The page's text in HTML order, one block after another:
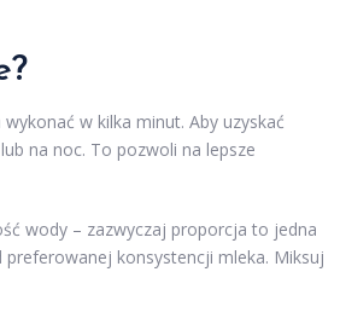
w kilka minut. Aby uzyskać
na noc. To pozwoli na lepsze
wody – zazwyczaj proporcja to jedna
konsystencji mleka. Miksuj